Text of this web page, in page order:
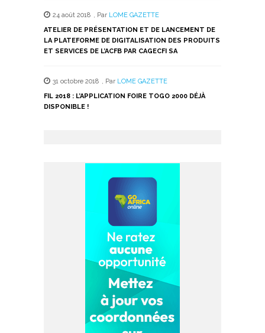
24 août 2018 , Par LOME GAZETTE
ATELIER DE PRÉSENTATION ET DE LANCEMENT DE
LA PLATEFORME DE DIGITALISATION DES PRODUITS
ET SERVICES DE L’ACFB PAR CAGECFI SA
31 octobre 2018 , Par LOME GAZETTE
FIL 2018 : L’APPLICATION FOIRE TOGO 2000 DÉJÀ
DISPONIBLE !